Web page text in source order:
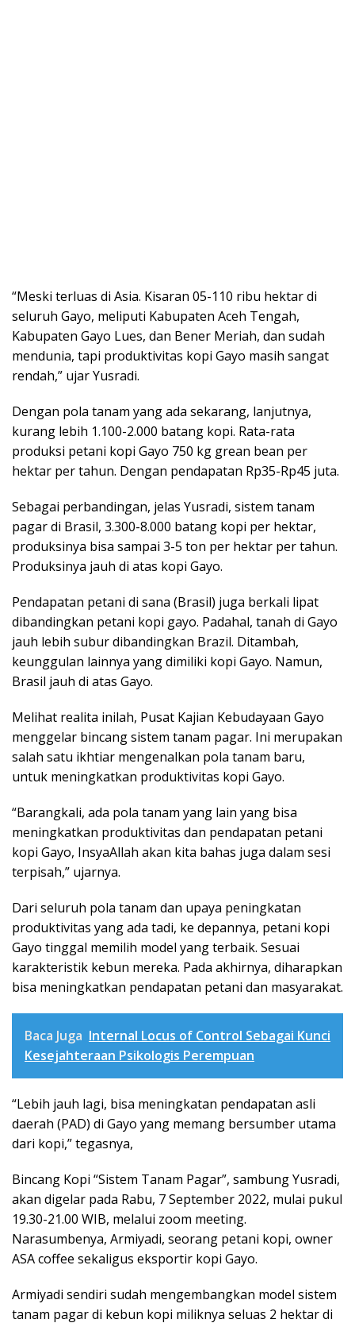
“Meski terluas di Asia. Kisaran 05-110 ribu hektar di
seluruh Gayo, meliputi Kabupaten Aceh Tengah,
Kabupaten Gayo Lues, dan Bener Meriah, dan sudah
mendunia, tapi produktivitas kopi Gayo masih sangat
rendah,” ujar Yusradi.
Dengan pola tanam yang ada sekarang, lanjutnya,
kurang lebih 1.100-2.000 batang kopi. Rata-rata
produksi petani kopi Gayo 750 kg grean bean per
hektar per tahun. Dengan pendapatan Rp35-Rp45 juta.
Sebagai perbandingan, jelas Yusradi, sistem tanam
pagar di Brasil, 3.300-8.000 batang kopi per hektar,
produksinya bisa sampai 3-5 ton per hektar per tahun.
Produksinya jauh di atas kopi Gayo.
Pendapatan petani di sana (Brasil) juga berkali lipat
dibandingkan petani kopi gayo. Padahal, tanah di Gayo
jauh lebih subur dibandingkan Brazil. Ditambah,
keunggulan lainnya yang dimiliki kopi Gayo. Namun,
Brasil jauh di atas Gayo.
Melihat realita inilah, Pusat Kajian Kebudayaan Gayo
menggelar bincang sistem tanam pagar. Ini merupakan
salah satu ikhtiar mengenalkan pola tanam baru,
untuk meningkatkan produktivitas kopi Gayo.
“Barangkali, ada pola tanam yang lain yang bisa
meningkatkan produktivitas dan pendapatan petani
kopi Gayo, InsyaAllah akan kita bahas juga dalam sesi
terpisah,” ujarnya.
Dari seluruh pola tanam dan upaya peningkatan
produktivitas yang ada tadi, ke depannya, petani kopi
Gayo tinggal memilih model yang terbaik. Sesuai
karakteristik kebun mereka. Pada akhirnya, diharapkan
bisa meningkatkan pendapatan petani dan masyarakat.
Baca Juga Internal Locus of Control Sebagai Kunci
Kesejahteraan Psikologis Perempuan
“Lebih jauh lagi, bisa meningkatan pendapatan asli
daerah (PAD) di Gayo yang memang bersumber utama
dari kopi,” tegasnya,
Bincang Kopi “Sistem Tanam Pagar”, sambung Yusradi,
akan digelar pada Rabu, 7 September 2022, mulai pukul
19.30-21.00 WIB, melalui zoom meeting.
Narasumbenya, Armiyadi, seorang petani kopi, owner
ASA coffee sekaligus eksportir kopi Gayo.
Armiyadi sendiri sudah mengembangkan model sistem
tanam pagar di kebun kopi miliknya seluas 2 hektar di